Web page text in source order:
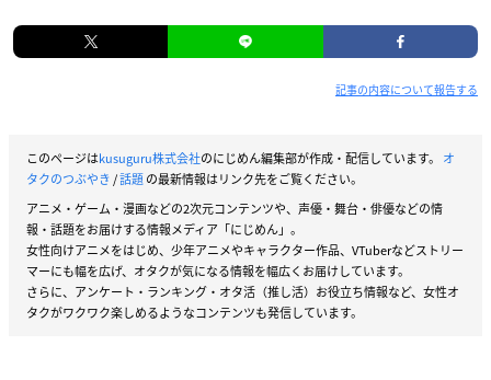
記事の内容について報告する
このページはkusuguru株式会社のにじめん編集部が作成・配信しています。 オ
タクのつぶやき/話題の最新情報はリンク先をご覧ください。
アニメ・ゲーム・漫画などの2次元コンテンツや、声優・舞台・俳優などの情
報・話題をお届けする情報メディア「にじめん」。
女性向けアニメをはじめ、少年アニメやキャラクター作品、VTuberなどストリー
マーにも幅を広げ、オタクが気になる情報を幅広くお届けしています。
さらに、アンケート・ランキング・オタ活（推し活）お役立ち情報など、女性オ
タクがワクワク楽しめるようなコンテンツも発信しています。